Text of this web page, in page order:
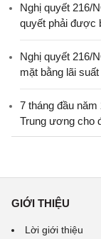
Nghị quyết 216/
quyết phải được
Nghị quyết 216/
mặt bằng lãi
7 tháng đầu
Trung ương cho
GIỚI THIỆU
Lời giới thiệu